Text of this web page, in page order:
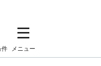
件 メニュー